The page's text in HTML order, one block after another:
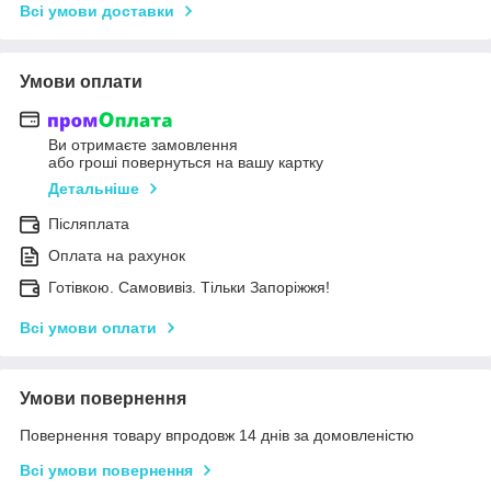
Всі умови доставки
Умови оплати
Ви отримаєте замовлення
або гроші повернуться на вашу картку
Детальніше
Післяплата
Оплата на рахунок
Готівкою. Самовивіз. Тільки Запоріжжя!
Всі умови оплати
Умови повернення
Повернення товару впродовж 14 днів за домовленістю
Всі умови повернення